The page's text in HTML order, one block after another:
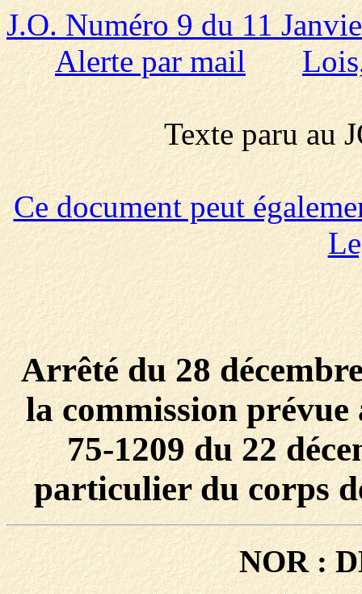
J.O. Numéro 9 du 11
Alerte par mail
Texte paru au
Ce document peut
Arrêté du 28
la commission
75-1209 du 22
particulier du corps
NOR :